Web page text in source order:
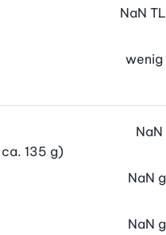
NaN TL
wenig
135 g)
NaN
NaN g
NaN g